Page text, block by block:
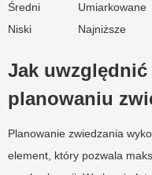
Średni
Umiarkowane
Niski
Najniższe
Jak
planowaniu
Planowanie zwiedzania
element, który pozwala